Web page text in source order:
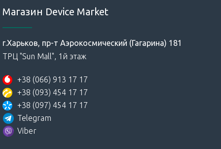
Магазин Device Market
г.Харьков, пр-т Аэрокосмический (Гагарина) 181
ТРЦ "Sun Mall", 1й этаж
+38 (066) 913 17 17
+38 (093) 454 17 17
+38 (097) 454 17 17
Telegram
Viber